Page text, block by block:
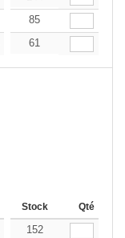
37.20$
85
38.05$
61
144-287 288 +
Stock Qté
34.20$
152